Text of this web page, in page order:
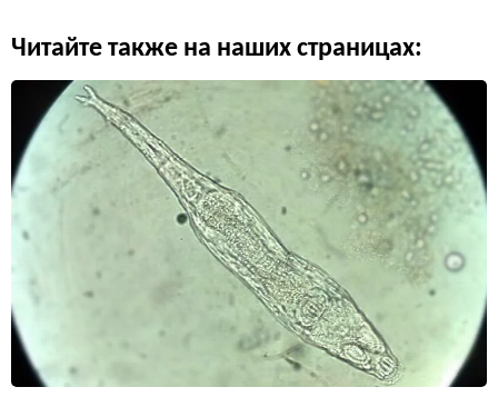
Читайте также на наших страницах: